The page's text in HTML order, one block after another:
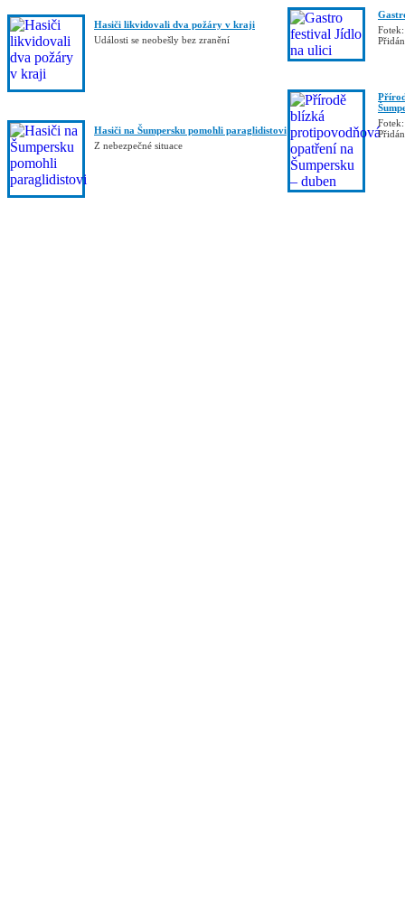
Hasiči likvidovali dva požáry v kraji
Události se neobešly bez zranění
Hasiči na Šumpersku pomohli paraglidistovi
Z nebezpečné situace